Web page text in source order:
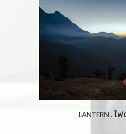
LANTERN . ไฟ